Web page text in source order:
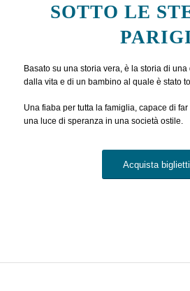
SOTTO LE
Basato su una storia vera, è la storia di
dalla vita e di un bambino al quale è stato
Una fiaba per tutta la famiglia, capace di
una luce di speranza in una società ostile.
Acquista biglietti